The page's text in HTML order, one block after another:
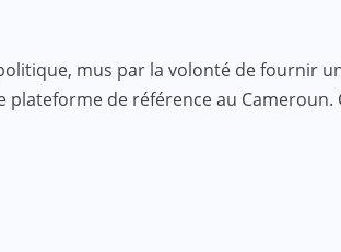
mus par la volonté de fournir
de référence au